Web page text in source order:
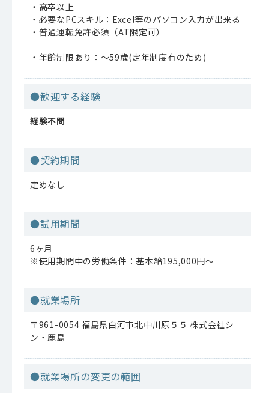
・高卒以上
・必要なPCスキル：Excel等のパソコン入力が出来る
・普通運転免許必須（AT限定可）
・年齢制限あり：〜59歳(定年制度有のため)
●歓迎する経験
経験不問
●契約期間
定めなし
●試用期間
6ヶ月
※使用期間中の労働条件：基本給195,000円～
●就業場所
〒961-0054 福島県白河市北中川原５５ 株式会社シ
ン・鹿島
●就業場所の変更の範囲